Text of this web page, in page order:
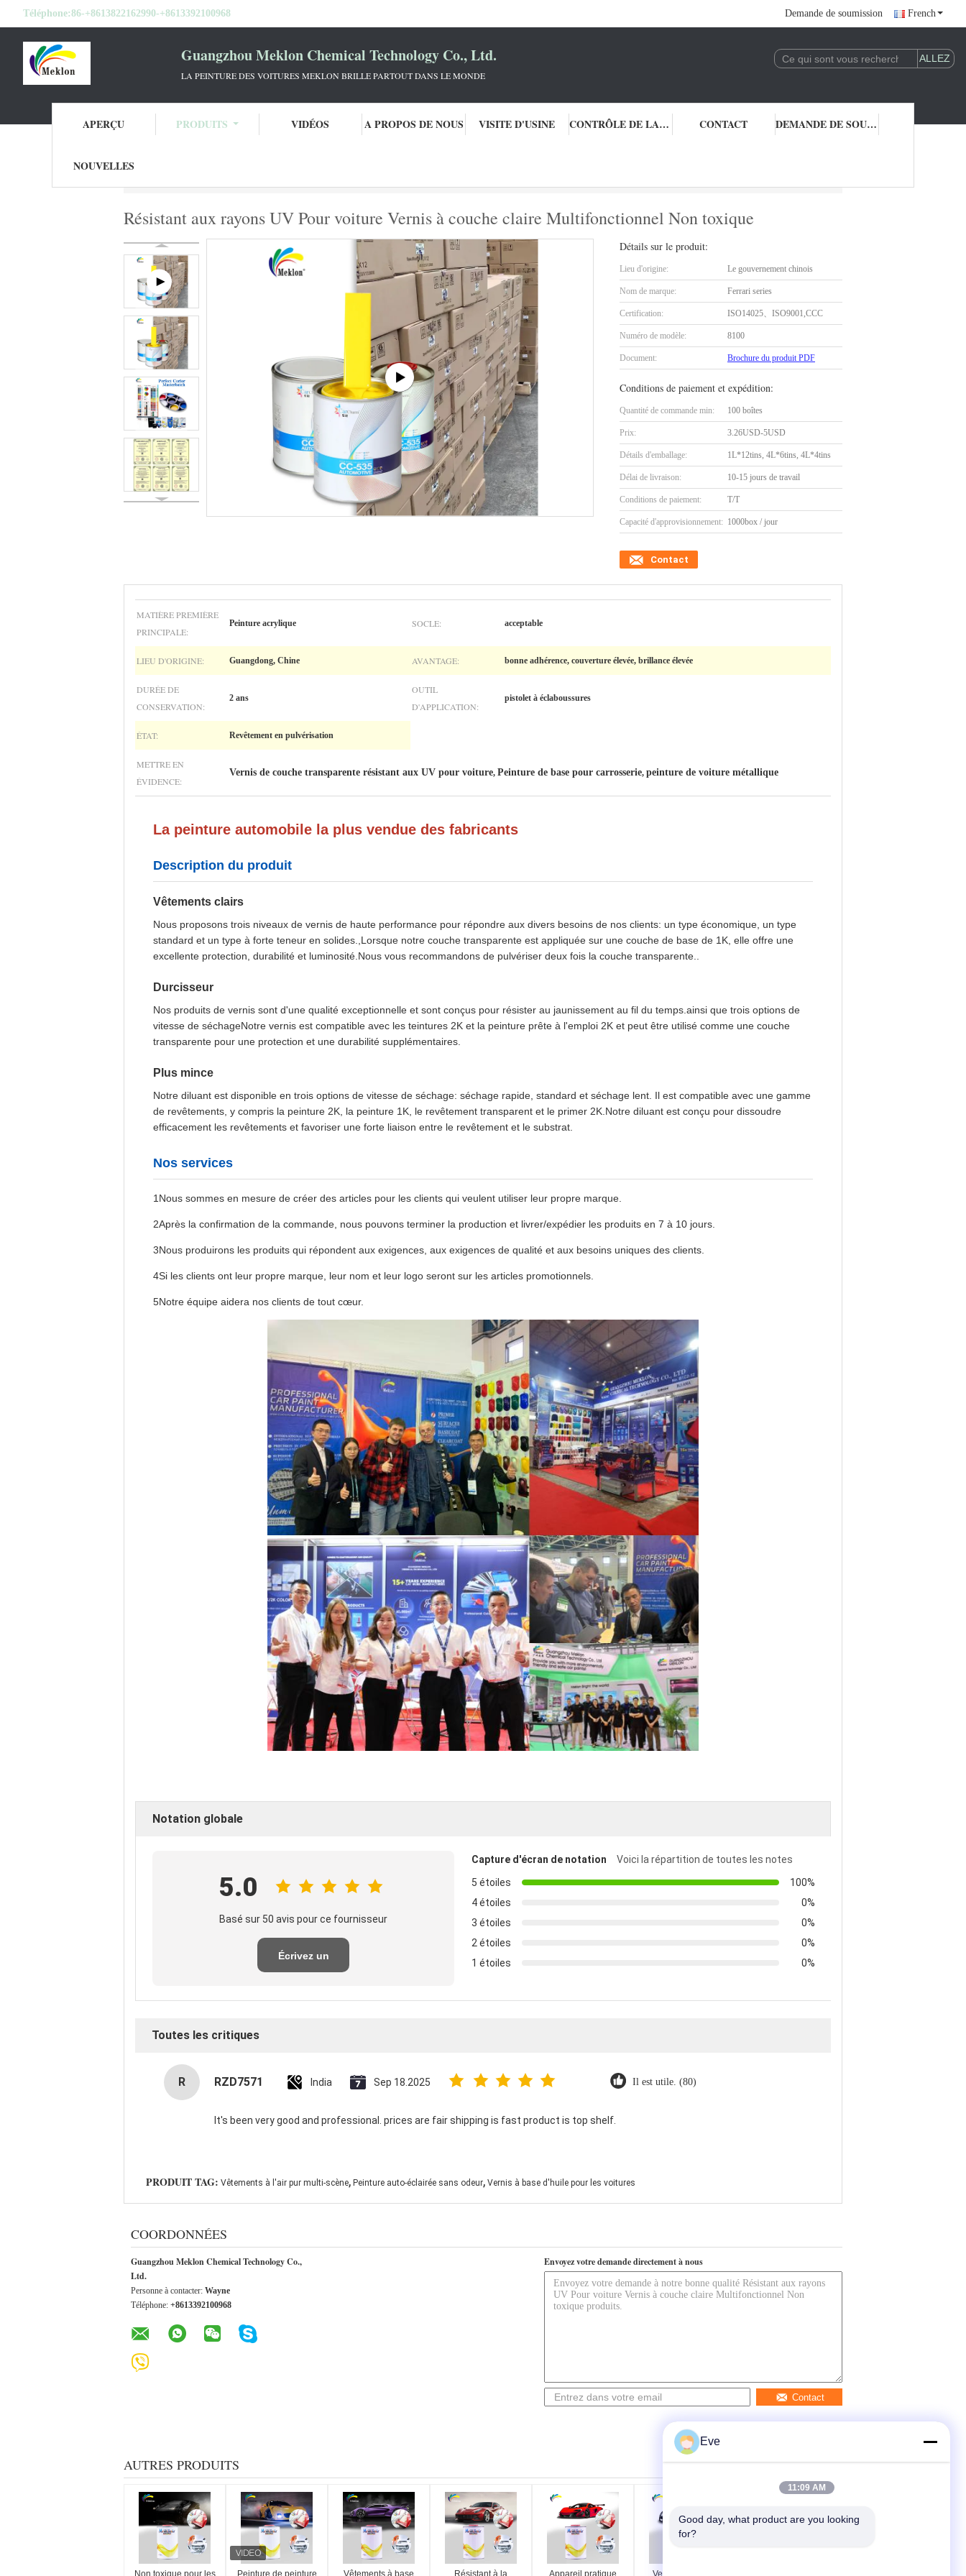
Téléphone:86-+8613822162990-+8613392100968 Demande de soumission French
Guangzhou Meklon Chemical Technology Co., Ltd.
LA PEINTURE DES VOITURES MEKLON BRILLE PARTOUT DANS LE MONDE
APERÇU PRODUITS VIDÉOS A PROPOS DE NOUS VISITE D'USINE CONTRÔLE DE LA QUALITÉ CONTACT DEMANDE DE SOUMISSION
NOUVELLES
Résistant aux rayons UV Pour voiture Vernis à couche claire Multifonctionnel Non toxique
Détails sur le produit:
Lieu d'origine: Le gouvernement chinois
Nom de marque: Ferrari series
Certification: ISO14025、ISO9001,CCC
Numéro de modèle: 8100
Document: Brochure du produit PDF
Conditions de paiement et expédition:
Quantité de commande min: 100 boîtes
Prix: 3.26USD-5USD
Détails d'emballage: 1L*12tins, 4L*6tins, 4L*4tins
Délai de livraison: 10-15 jours de travail
Conditions de paiement: T/T
Capacité d'approvisionnement: 1000box / jour
Contact
MATIÈRE PREMIÈRE
PRINCIPALE:
Peinture acrylique SOCLE: acceptable
LIEU D'ORIGINE: Guangdong, Chine AVANTAGE: bonne adhérence, couverture élevée, brillance élevée
DURÉE DE
CONSERVATION:
2 ans
OUTIL
D'APPLICATION:
pistolet à éclaboussures
ÉTAT: Revêtement en pulvérisation
METTRE EN
ÉVIDENCE:
Vernis de couche transparente résistant aux UV pour voiture, Peinture de base pour carrosserie, peinture de voiture métallique
La peinture automobile la plus vendue des fabricants
Description du produit
Vêtements clairs
Nous proposons trois niveaux de vernis de haute performance pour répondre aux divers besoins de nos clients: un type économique, un type
standard et un type à forte teneur en solides.,Lorsque notre couche transparente est appliquée sur une couche de base de 1K, elle offre une
excellente protection, durabilité et luminosité.Nous vous recommandons de pulvériser deux fois la couche transparente..
Durcisseur
Nos produits de vernis sont d'une qualité exceptionnelle et sont conçus pour résister au jaunissement au fil du temps.ainsi que trois options de
vitesse de séchageNotre vernis est compatible avec les teintures 2K et la peinture prête à l'emploi 2K et peut être utilisé comme une couche
transparente pour une protection et une durabilité supplémentaires.
Plus mince
Notre diluant est disponible en trois options de vitesse de séchage: séchage rapide, standard et séchage lent. Il est compatible avec une gamme
de revêtements, y compris la peinture 2K, la peinture 1K, le revêtement transparent et le primer 2K.Notre diluant est conçu pour dissoudre
efficacement les revêtements et favoriser une forte liaison entre le revêtement et le substrat.
Nos services
1Nous sommes en mesure de créer des articles pour les clients qui veulent utiliser leur propre marque.
2Après la confirmation de la commande, nous pouvons terminer la production et livrer/expédier les produits en 7 à 10 jours.
3Nous produirons les produits qui répondent aux exigences, aux exigences de qualité et aux besoins uniques des clients.
4Si les clients ont leur propre marque, leur nom et leur logo seront sur les articles promotionnels.
5Notre équipe aidera nos clients de tout cœur.
Notation globale
5.0
Basé sur 50 avis pour ce fournisseur
Écrivez un
Capture d'écran de notation
Voici la répartition de toutes les notes
5 étoiles
100%
4 étoiles
0%
3 étoiles
0%
2 étoiles
0%
1 étoiles
0%
Toutes les critiques
R RZD7571 India Sep 18.2025 Il est utile. (80)
It's been very good and professional. prices are fair shipping is fast product is top shelf.
PRODUIT TAG: Vêtements à l'air pur multi-scène, Peinture auto-éclairée sans odeur, Vernis à base d'huile pour les voitures
COORDONNÉES
Guangzhou Meklon Chemical Technology Co.,
Ltd.
Personne à contacter: Wayne
Téléphone: +8613392100968
Envoyez votre demande directement à nous
Contact
AUTRES PRODUITS
Non toxique pour les Peinture de peinture Vêtements à base Résistant à la Appareil pratique Vernis de finition
Eve
11:09 AM
Good day, what product are you looking
for?